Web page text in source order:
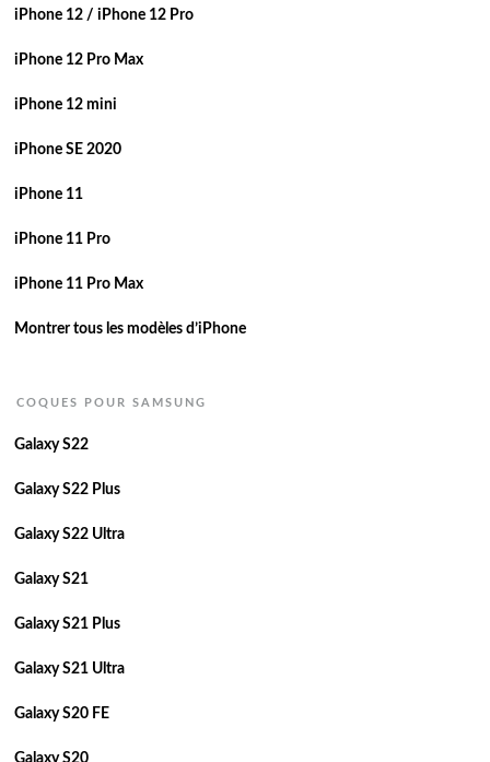
iPhone 12 / iPhone 12 Pro
iPhone 12 Pro Max
iPhone 12 mini
iPhone SE 2020
iPhone 11
iPhone 11 Pro
iPhone 11 Pro Max
Montrer tous les modèles d’iPhone
COQUES POUR SAMSUNG
Galaxy S22
Galaxy S22 Plus
Galaxy S22 Ultra
Galaxy S21
Galaxy S21 Plus
Galaxy S21 Ultra
Galaxy S20 FE
Galaxy S20